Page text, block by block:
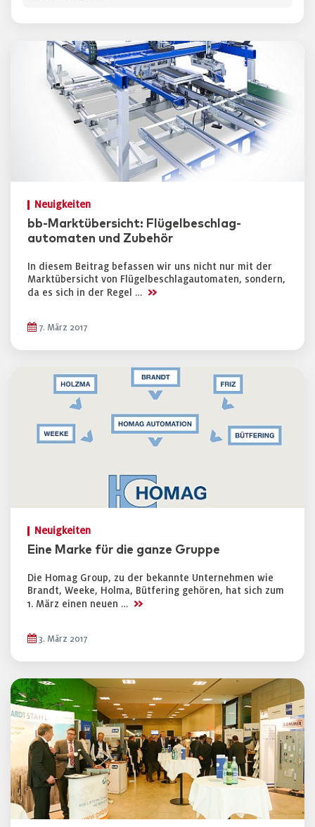
Neuigkeiten
bb-Marktübersicht: Flügelbeschlag-
automaten und Zubehör
In diesem Beitrag befassen wir uns nicht nur mit der
Marktübersicht von Flügelbeschlagautomaten, sondern,
da es sich in der Regel … >>
7. März 2017
Neuigkeiten
Eine Marke für die ganze Gruppe
Die Homag Group, zu der bekannte Unternehmen wie
Brandt, Weeke, Holma, Bütfering gehören, hat sich zum
1. März einen neuen … >>
3. März 2017